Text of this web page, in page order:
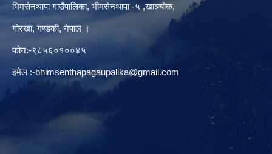
भिमसेनथापा गाउँपालिका, भीमसेनथापा -५ ,खाञ्चोक,
गोरखा, गण्डकी, नेपाल ।
फोन:-९८५६०१००४५
इमेल :-bhimsenthapagaupalika@gmail.com